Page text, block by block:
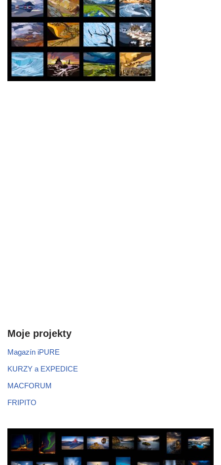
Moje projekty
Magazín iPURE
KURZY a EXPEDICE
MACFORUM
FRIPITO